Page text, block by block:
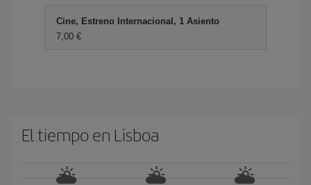
Cine, Estreno Internacional, 1 Asiento
7,00 €
El tiempo en Lisboa